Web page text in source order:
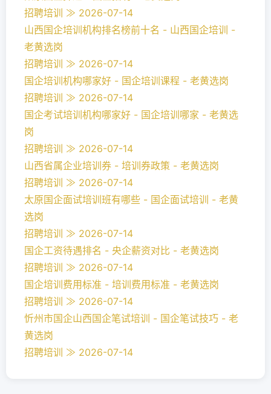
招聘培训 ≫ 2026-07-14
山西国企培训机构排名榜前十名 - 山西国企培训 -
老黄选岗
招聘培训 ≫ 2026-07-14
国企培训机构哪家好 - 国企培训课程 - 老黄选岗
招聘培训 ≫ 2026-07-14
国企考试培训机构哪家好 - 国企培训哪家 - 老黄选
岗
招聘培训 ≫ 2026-07-14
山西省属企业培训券 - 培训券政策 - 老黄选岗
招聘培训 ≫ 2026-07-14
太原国企面试培训班有哪些 - 国企面试培训 - 老黄
选岗
招聘培训 ≫ 2026-07-14
国企工资待遇排名 - 央企薪资对比 - 老黄选岗
招聘培训 ≫ 2026-07-14
国企培训费用标准 - 培训费用标准 - 老黄选岗
招聘培训 ≫ 2026-07-14
忻州市国企山西国企笔试培训 - 国企笔试技巧 - 老
黄选岗
招聘培训 ≫ 2026-07-14